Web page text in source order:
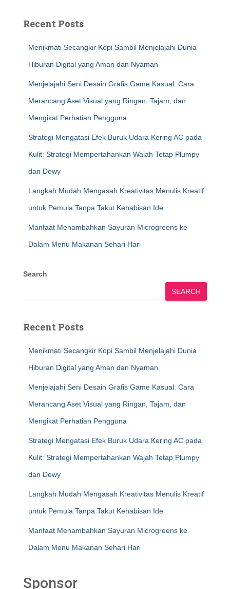
Recent Posts
Menikmati Secangkir Kopi Sambil Menjelajahi Dunia
Hiburan Digital yang Aman dan Nyaman
Menjelajahi Seni Desain Grafis Game Kasual: Cara
Merancang Aset Visual yang Ringan, Tajam, dan
Mengikat Perhatian Pengguna
Strategi Mengatasi Efek Buruk Udara Kering AC pada
Kulit: Strategi Mempertahankan Wajah Tetap Plumpy
dan Dewy
Langkah Mudah Mengasah Kreativitas Menulis Kreatif
untuk Pemula Tanpa Takut Kehabisan Ide
Manfaat Menambahkan Sayuran Microgreens ke
Dalam Menu Makanan Sehari Hari
Search
SEARCH
Recent Posts
Menikmati Secangkir Kopi Sambil Menjelajahi Dunia
Hiburan Digital yang Aman dan Nyaman
Menjelajahi Seni Desain Grafis Game Kasual: Cara
Merancang Aset Visual yang Ringan, Tajam, dan
Mengikat Perhatian Pengguna
Strategi Mengatasi Efek Buruk Udara Kering AC pada
Kulit: Strategi Mempertahankan Wajah Tetap Plumpy
dan Dewy
Langkah Mudah Mengasah Kreativitas Menulis Kreatif
untuk Pemula Tanpa Takut Kehabisan Ide
Manfaat Menambahkan Sayuran Microgreens ke
Dalam Menu Makanan Sehari Hari
Sponsor